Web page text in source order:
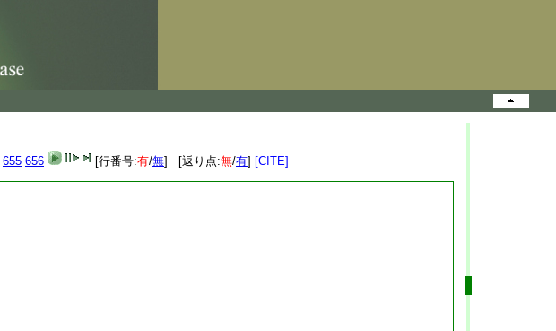
655 656 [行番号:有/無] [返り点:無/有] [CITE]